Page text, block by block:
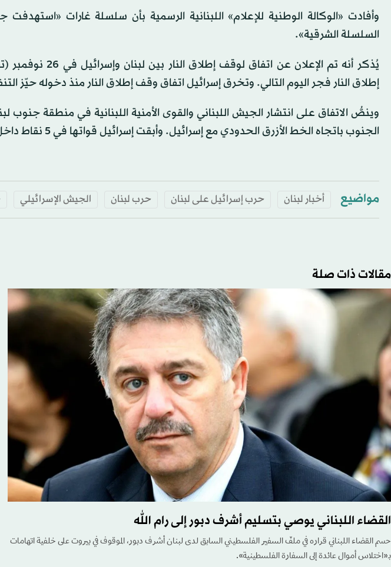
وأفادت «الوكالة الوطنية للإعلام» اللبنانية الرسمية بأن سلسلة غارات
السلسلة الشرقية».
يُذكر أنه تم الإعلان عن
إطلاق النار فجر اليوم التالي. وتخرق إسرائيل اتفاق وقف إطلاق النار منذ دخوله حيّز
وينصُّ الاتفاق على انتشار الجيش اللبناني والقوى الأمنية اللبنانية في منطقة جنوب
الجنوب باتجاه الخط الأزرق الحدودي مع إسرائيل. وأبقت إسرائيل قواتها في 5 نقاط داخل لبنان.
مواضيع أخبار لبنان حرب إسرائيل على لبنان حرب لبنان الجيش الإسرائيلي
مقالات ذات صلة
القضاء اللبناني يوصي بتسليم أشرف دبور إلى رام الله
حسم القضاء اللبناني قراره في ملفّ السفير الفلسطيني السابق لدى لبنان أشرف دبور، الموقوف في بيروت على خلفية اتهامات
بـ«اختلاس أموال عائدة إلى السفارة الفلسطينية».